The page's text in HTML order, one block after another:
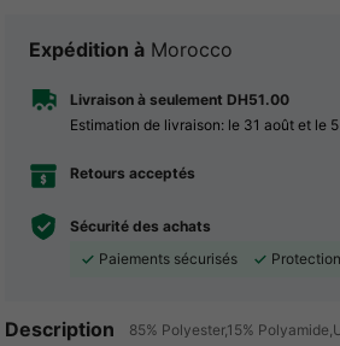
Expédition à Morocco
Livraison à seulement DH51.00
Estimation de livraison: le 31 août et le
Retours acceptés
Sécurité des achats
Paiements sécurisés
Description 85% Polyester,15%